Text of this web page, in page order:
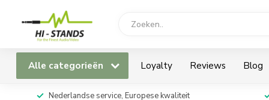
Alle categorieën Loyalty Reviews Blog
Nederlandse service, Europese kwaliteit